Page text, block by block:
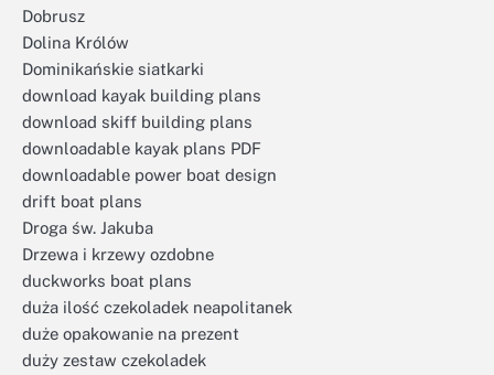
Dobrusz
Dolina Królów
Dominikańskie siatkarki
download kayak building plans
download skiff building plans
downloadable kayak plans PDF
downloadable power boat design
drift boat plans
Droga św. Jakuba
Drzewa i krzewy ozdobne
duckworks boat plans
duża ilość czekoladek neapolitanek
duże opakowanie na prezent
duży zestaw czekoladek